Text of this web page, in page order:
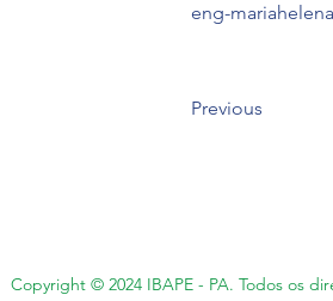
eng-
Previous
Copyright © 2024 IBAPE - PA. Todos os